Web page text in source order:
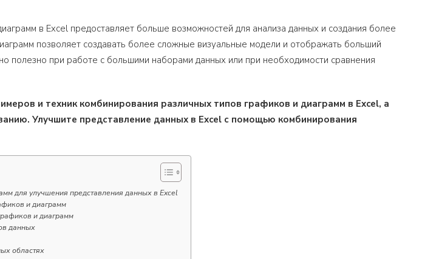
в Excel предоставляет больше возможностей для анализа данных и создания более
позволяет создавать более сложные визуальные модели и отображать больший
полезно при работе с большими наборами данных или при необходимости сравнения
и техник комбинирования различных типов графиков и диаграмм в Excel, а
Улучшите представление данных в Excel с помощью комбинирования
для улучшения представления данных в Excel
и диаграмм
и диаграмм
данных
областях